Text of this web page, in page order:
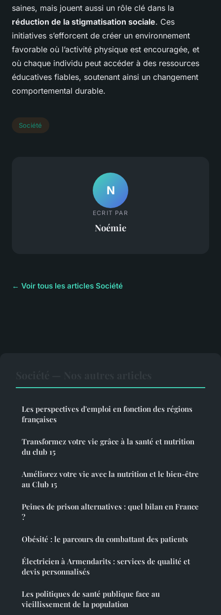
saines, mais jouent aussi un rôle clé dans la
réduction de la stigmatisation sociale. Ces
initiatives s’efforcent de créer un environnement
favorable où l’activité physique est encouragée, et
où chaque individu peut accéder à des ressources
éducatives fiables, soutenant ainsi un changement
comportemental durable.
Société
N
ECRIT PAR
Noémie
← Voir tous les articles Société
Les perspectives d'emploi en fonction des régions
françaises
Transformez votre vie grâce à la santé et nutrition
du club 15
Améliorez votre vie avec la nutrition et le bien-être
au Club 15
Peines de prison alternatives : quel bilan en France
?
Obésité : le parcours du combattant des patients
Électricien à Armendarits : services de qualité et
devis personnalisés
Les politiques de santé publique face au
vieillissement de la population